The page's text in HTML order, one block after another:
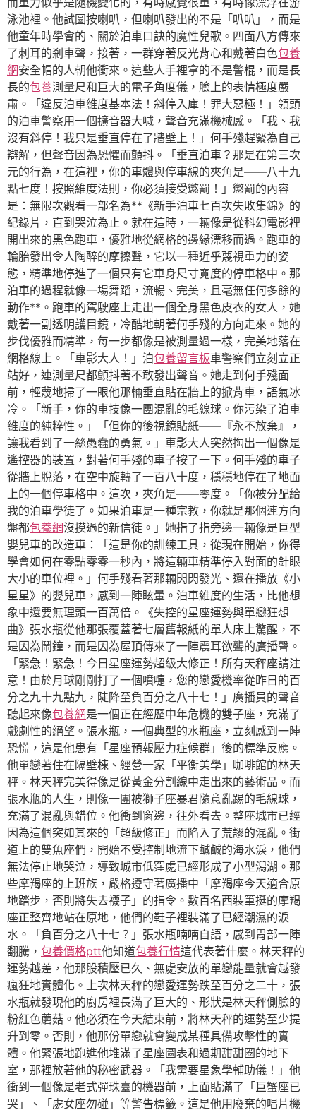
泳池裡。他試圖按喇叭，但喇叭發出的不是「叭叭」，而是
他童年時學會的、關於泊車口訣的魔性兒歌。四面八方傳來
了刺耳的剎車聲，接著，一群穿著反光背心和戴著白色包養
網安全帽的人朝他衝來。這些人手裡拿的不是警棍，而是長
長的包養測量尺和巨大的電子角度儀，臉上的表情極度嚴
肅。「違反泊車維度基本法！斜停入庫！罪大惡極！」領頭
的泊車警察用一個擴音器大喊，聲音充滿機械感。「我、我
沒有斜停！我只是垂直停在了牆壁上！」何手殘趕緊為自己
辯解，但聲音因為恐懼而顫抖。「垂直泊車？那是在第三次
元的行為，在這裡，你的車體與停車線的夾角是——八十九
點七度！按照維度法則，你必須接受懲罰！」懲罰的內容
是：無限次觀看一部名為**《新手泊車七百次失敗集錦》的
紀錄片，直到哭泣為止。就在這時，一輛像是從科幻電影裡
開出來的黑色跑車，優雅地從網格的邊緣漂移而過。跑車的
輪胎發出令人陶醉的摩擦聲，它以一種近乎蔑視重力的姿
態，精準地停進了一個只有它車身尺寸寬度的停車格中。那
泊車的過程就像一場舞蹈，流暢、完美，且毫無任何多餘的
動作**。跑車的駕駛座上走出一個全身黑色皮衣的女人，她
戴著一副透明護目鏡，冷酷地朝著何手殘的方向走來。她的
步伐優雅而精準，每一步都像是被測量過一樣，完美地落在
網格線上。「車影大人！」泊包養留言板車警察們立刻立正
站好，連測量尺都顫抖著不敢發出聲音。她走到何手殘面
前，輕蔑地掃了一眼他那輛垂直貼在牆上的掀背車，語氣冰
冷。「新手，你的車技像一團混亂的毛線球。你污染了泊車
維度的純粹性。」「但你的後視鏡貼紙——『永不放棄』，
讓我看到了一絲愚蠢的勇氣。」車影大人突然掏出一個像是
遙控器的裝置，對著何手殘的車子按了一下。何手殘的車子
從牆上脫落，在空中旋轉了一百八十度，穩穩地停在了地面
上的一個停車格中。這次，夾角是——零度。「你被分配給
我的泊車學徒了。如果泊車是一種宗教，你就是那個連方向
盤都包養網沒摸過的新信徒。」她指了指旁邊一輛像是巨型
嬰兒車的改造車：「這是你的訓練工具，從現在開始，你得
學會如何在零點零零一秒內，將這輛車精準停入對面的針眼
大小的車位裡。」何手殘看著那輛閃閃發光、還在播放《小
星星》的嬰兒車，感到一陣眩暈。泊車維度的生活，比他想
象中還要無理頭一百萬倍。《失控的星座運勢與單戀狂想
曲》張水瓶從他那張覆蓋著七層舊報紙的單人床上驚醒，不
是因為鬧鐘，而是因為屋頂傳來了一陣震耳欲聾的廣播聲。
「緊急！緊急！今日星座運勢超級大修正！所有天秤座請注
意！由於月球剛剛打了一個噴嚏，您的戀愛機率從昨日的百
分之九十九點九，陡降至負百分之八十七！」廣播員的聲音
聽起來像包養網是一個正在經歷中年危機的雙子座，充滿了
戲劇性的絕望。張水瓶，一個典型的水瓶座，立刻感到一陣
恐慌，這是他患有「星座預報壓力症候群」後的標準反應。
他單戀著住在隔壁棟、經營一家「平衡美學」咖啡館的林天
秤。林天秤完美得像是從黃金分割線中走出來的藝術品。而
張水瓶的人生，則像一團被獅子座暴君隨意亂踢的毛線球，
充滿了混亂與錯位。他衝到窗邊，往外看去。整座城市已經
因為這個突如其來的「超級修正」而陷入了荒謬的混亂。街
道上的雙魚座們，開始不受控制地流下鹹鹹的海水淚，他們
無法停止地哭泣，導致城市低窪處已經形成了小型潟湖。那
些摩羯座的上班族，嚴格遵守著廣播中「摩羯座今天適合原
地踏步，否則將失去襪子」的指令。數百名西裝筆挺的摩羯
座正整齊地站在原地，他們的鞋子裡裝滿了已經潮濕的淚
水。「負百分之八十七？」張水瓶喃喃自語，感到胃部一陣
翻騰， 包養價格ptt他知道包養行情這代表著什麼。林天秤的
運勢越差，他那股積壓已久、無處安放的單戀能量就會越發
瘋狂地實體化。上次林天秤的戀愛運勢跌至百分之二十，張
水瓶就發現他的廚房裡長滿了巨大的、形狀是林天秤側臉的
粉紅色蘑菇。他必須在今天結束前，將林天秤的運勢至少提
升到零。否則，他那份單戀就會變成某種具備攻擊性的實
體。他緊張地跑進他堆滿了星座圖表和過期甜甜圈的地下
室，那裡放著他的秘密武器。「我需要星象學輔助儀！」他
衝到一個像是老式彈珠臺的機器前，上面貼滿了「巨蟹座已
哭」、「處女座勿碰」等警告標籤。這是他用廢棄的唱片機